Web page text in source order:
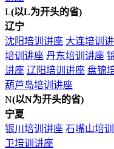
L(以L为开头的省)
辽宁
沈阳培训讲座 大连培训
培训讲座 丹东培训讲座
讲座 辽阳培训讲座 盘锦
葫芦岛培训讲座
N(以N为开头的省)
宁夏
银川培训讲座 石嘴山培
卫培训讲座